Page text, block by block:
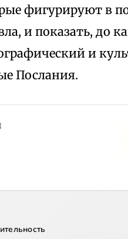
фигурируют в
и показать, до
и
Послания.